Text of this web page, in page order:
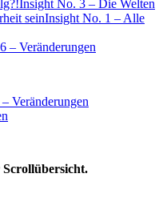
Insight No. 3 – Die Welten
seinInsight No. 1 – Alle
Scrollübersicht.